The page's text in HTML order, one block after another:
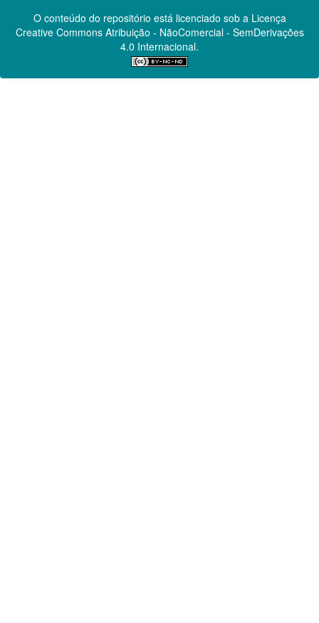
O conteúdo do repositório está licenciado sob a Licença
Creative CommonsAtribuição - NãoComercial - SemDerivações
4.0 Internacional.